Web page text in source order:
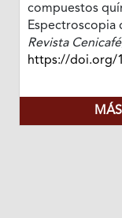
compuestos
Espectroscopia
Revista Cenicafé
https://doi.org/